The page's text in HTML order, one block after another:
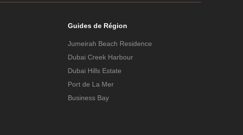
Guides de Région
Jumeirah Beach Residence
Dubai Creek Harbour
Dubai Hills Estate
Port de La Mer
Business Bay